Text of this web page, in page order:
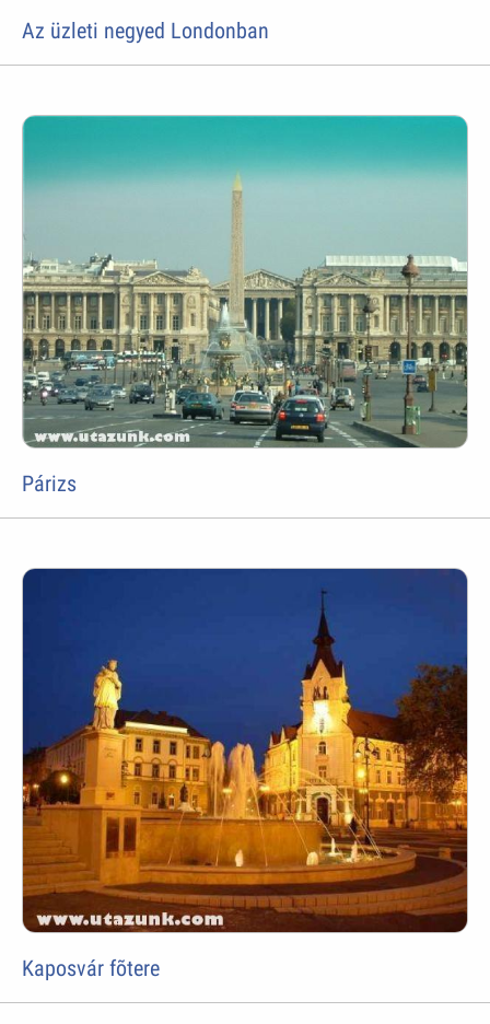
Az üzleti negyed Londonban
Párizs
Kaposvár fõtere